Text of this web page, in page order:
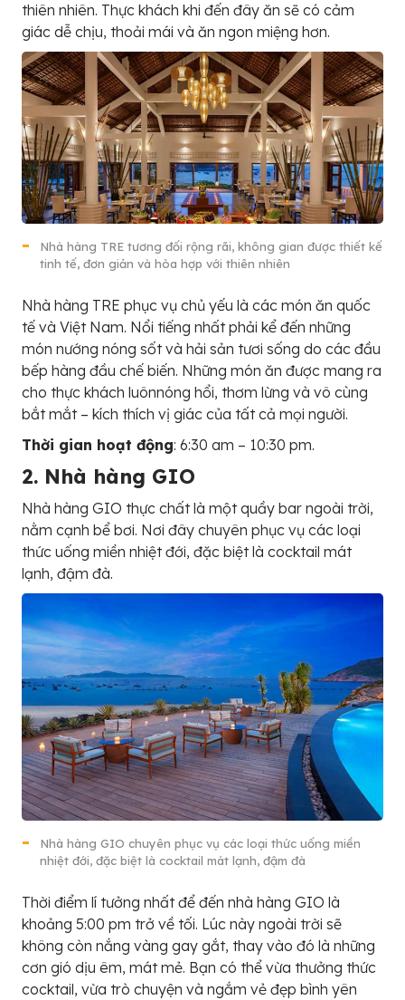
thiên nhiên. Thực khách khi đến đây ăn sẽ có cảm
giác dễ chịu, thoải mái và ăn ngon miệng hơn.
Nhà hàng TRE tương đối rộng rãi, không gian được thiết kế
tinh tế, đơn giản và hòa hợp với thiên nhiên
Nhà hàng TRE phục vụ chủ yếu là các món ăn quốc
tế và Việt Nam. Nổi tiếng nhất phải kể đến những
món nướng nóng sốt và hải sản tươi sống do các đầu
bếp hàng đầu chế biến. Những món ăn được mang ra
cho thực khách luônnóng hổi, thơm lừng và vô cùng
bắt mắt – kích thích vị giác của tất cả mọi người.
Thời gian hoạt động: 6:30 am – 10:30 pm.
2. Nhà hàng GIO
Nhà hàng GIO thực chất là một quầy bar ngoài trời,
nằm cạnh bể bơi. Nơi đây chuyên phục vụ các loại
thức uống miền nhiệt đới, đặc biệt là cocktail mát
lạnh, đậm đà.
Nhà hàng GIO chuyên phục vụ các loại thức uống miền
nhiệt đới, đặc biệt là cocktail mát lạnh, đậm đà
Thời điểm lí tưởng nhất để đến nhà hàng GIO là
khoảng 5:00 pm trở về tối. Lúc này ngoài trời sẽ
không còn nắng vàng gay gắt, thay vào đó là những
cơn gió dịu êm, mát mẻ. Bạn có thể vừa thưởng thức
cocktail, vừa trò chuyện và ngắm vẻ đẹp bình yên